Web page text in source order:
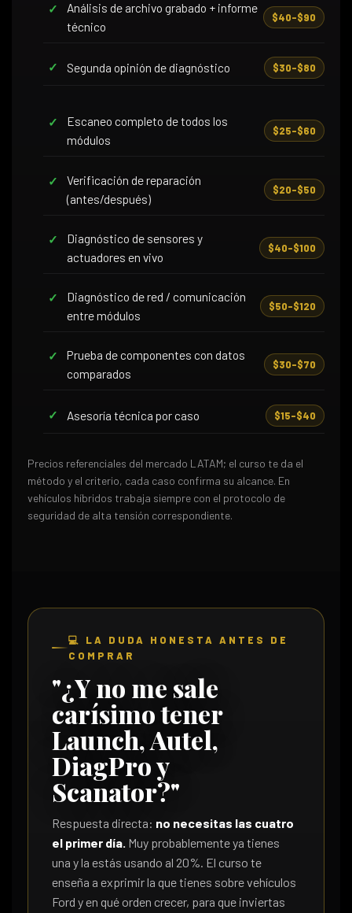
Análisis de archivo grabado + informe
técnico
$40–$90
Segunda opinión de diagnóstico $30–$80
Escaneo completo de todos los
módulos
$25–$60
Verificación de reparación
(antes/después)
$20–$50
Diagnóstico de sensores y
actuadores en vivo
$40–$100
Diagnóstico de red / comunicación
entre módulos
$50–$120
Prueba de componentes con datos
comparados
$30–$70
Asesoría técnica por caso $15–$40
Precios referenciales del mercado LATAM; el curso te da el
método y el criterio, cada caso confirma su alcance. En
vehículos híbridos trabaja siempre con el protocolo de
seguridad de alta tensión correspondiente.
💻 LA DUDA HONESTA ANTES DE
COMPRAR
"¿Y no me sale
carísimo tener
Launch, Autel,
DiagPro y
Scanator?"
Respuesta directa: no necesitas las cuatro
el primer día. Muy probablemente ya tienes
una y la estás usando al 20%. El curso te
enseña a exprimir la que tienes sobre vehículos
Ford y en qué orden crecer, para que inviertas